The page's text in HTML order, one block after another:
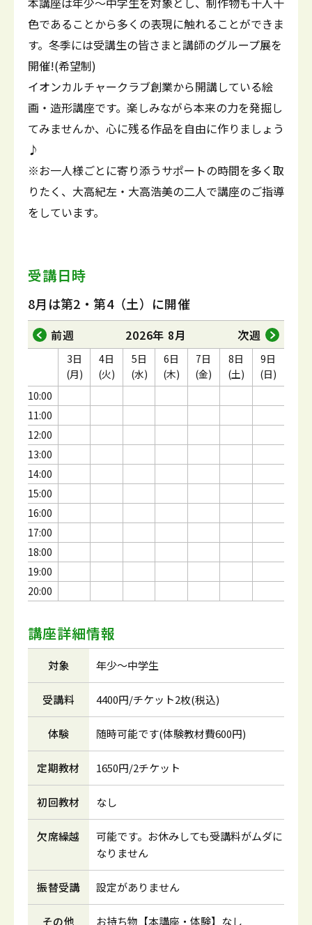
色であることから多くの表現に触れることができま
す。冬季には受講生の皆さまと講師のグループ展を
開催!(希望制)
イオンカルチャークラブ創業から開講している絵
画・造形講座です。楽しみながら本来の力を発掘し
てみませんか、心に残る作品を自由に作りましょう
♪
※お一人様ごとに寄り添うサポートの時間を多く取
りたく、大高紀左・大高浩美の二人で講座のご指導
をしています。
受講日時
8月は第2・第4（土）に開催
前週 2026年 8月 次週
10:00
11:00
12:00
13:00
14:00
15:00
16:00
17:00
18:00
19:00
20:00
3日
(月)
4日
(火)
5日
(水)
6日
(木)
7日
(金)
8日
(土)
9日
(日)
講座詳細情報
対象 年少～中学生
受講料 4400円/チケット2枚(税込)
体験 随時可能です(体験教材費600円)
定期教材 1650円/2チケット
初回教材 なし
欠席繰越
可能です。お休みしても受講料がムダに
なりません
振替受講 設定がありません
その他 お持ち物【本講座・体験】なし